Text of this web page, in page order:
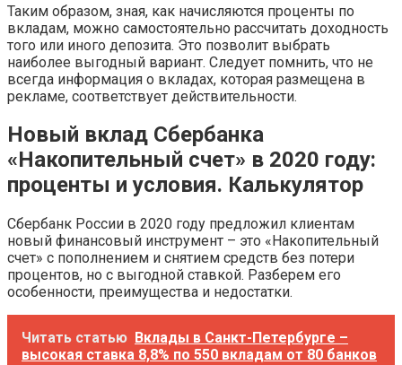
Таким образом, зная, как начисляются проценты по
вкладам, можно самостоятельно рассчитать доходность
того или иного депозита. Это позволит выбрать
наиболее выгодный вариант. Следует помнить, что не
всегда информация о вкладах, которая размещена в
рекламе, соответствует действительности.
Новый вклад Сбербанка
«Накопительный счет» в 2020 году:
проценты и условия. Калькулятор
Сбербанк России в 2020 году предложил клиентам
новый финансовый инструмент – это «Накопительный
счет» с пополнением и снятием средств без потери
процентов, но с выгодной ставкой. Разберем его
особенности, преимущества и недостатки.
Читать статью Вклады в Санкт-Петербурге –
высокая ставка 8,8% по 550 вкладам от 80 банков